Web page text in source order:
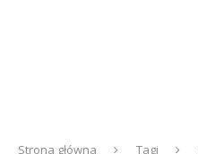
Strona główna Tagi